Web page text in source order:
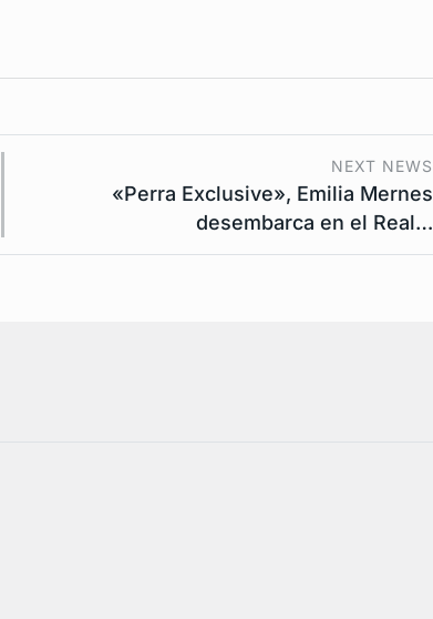
NEXT NEWS
«Perra Exclusive», Emilia Mernes
desembarca en el Real…